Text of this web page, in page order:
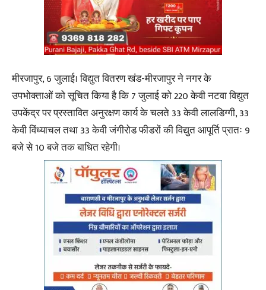
मीरजापुर, 6 जुलाई। विद्युत वितरण खंड-मीरजापुर ने नगर के
उपभोक्ताओं को सूचित किया है कि 7 जुलाई को 220 केवी नटवा विद्युत
उपकेंद्र पर प्रस्तावित अनुरक्षण कार्य के चलते 33 केवी लालडिग्गी, 33
केवी विंध्याचल तथा 33 केवी जंगीरोड फीडरों की विद्युत आपूर्ति प्रातः 9
बजे से 10 बजे तक बाधित रहेगी।